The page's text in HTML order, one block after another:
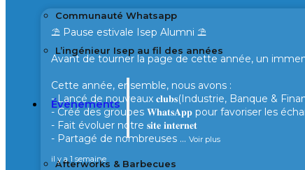
Communauté Whatsapp
L’ingénieur Isep au fil des années
Événements
Afterworks & Barbecues
⛱️ Pause estivale Isep Alumni ⛱️
Avant de tourner la page de cette année, un
Cette année, ensemble, nous avons :
- Lancé de nouveaux 𝐜𝐥𝐮𝐛𝐬(Industrie, Banque &
- Créé des groupes 𝐖𝐡𝐚𝐭𝐬𝐀𝐩𝐩 pour favoriser les
- Fait évoluer notre 𝐬𝐢𝐭𝐞 𝐢𝐧𝐭𝐞𝐫𝐧𝐞𝐭
- Partagé de nombreuses ... Voir plus
il y a 1 semaine